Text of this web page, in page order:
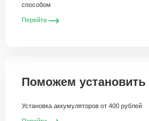
способом
Перейти
Поможем установить
Установка аккумуляторов от 400 рублей